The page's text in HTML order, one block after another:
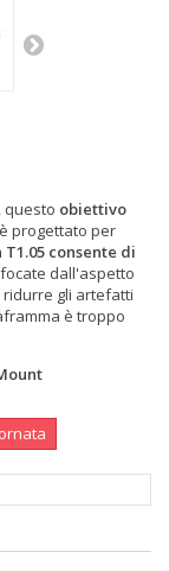
questo obiettivo
è progettato per
consente di
dall'aspetto
gli artefatti
è troppo